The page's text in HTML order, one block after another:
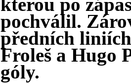
pochválil.
předních
Froleš a Hugo
góly.